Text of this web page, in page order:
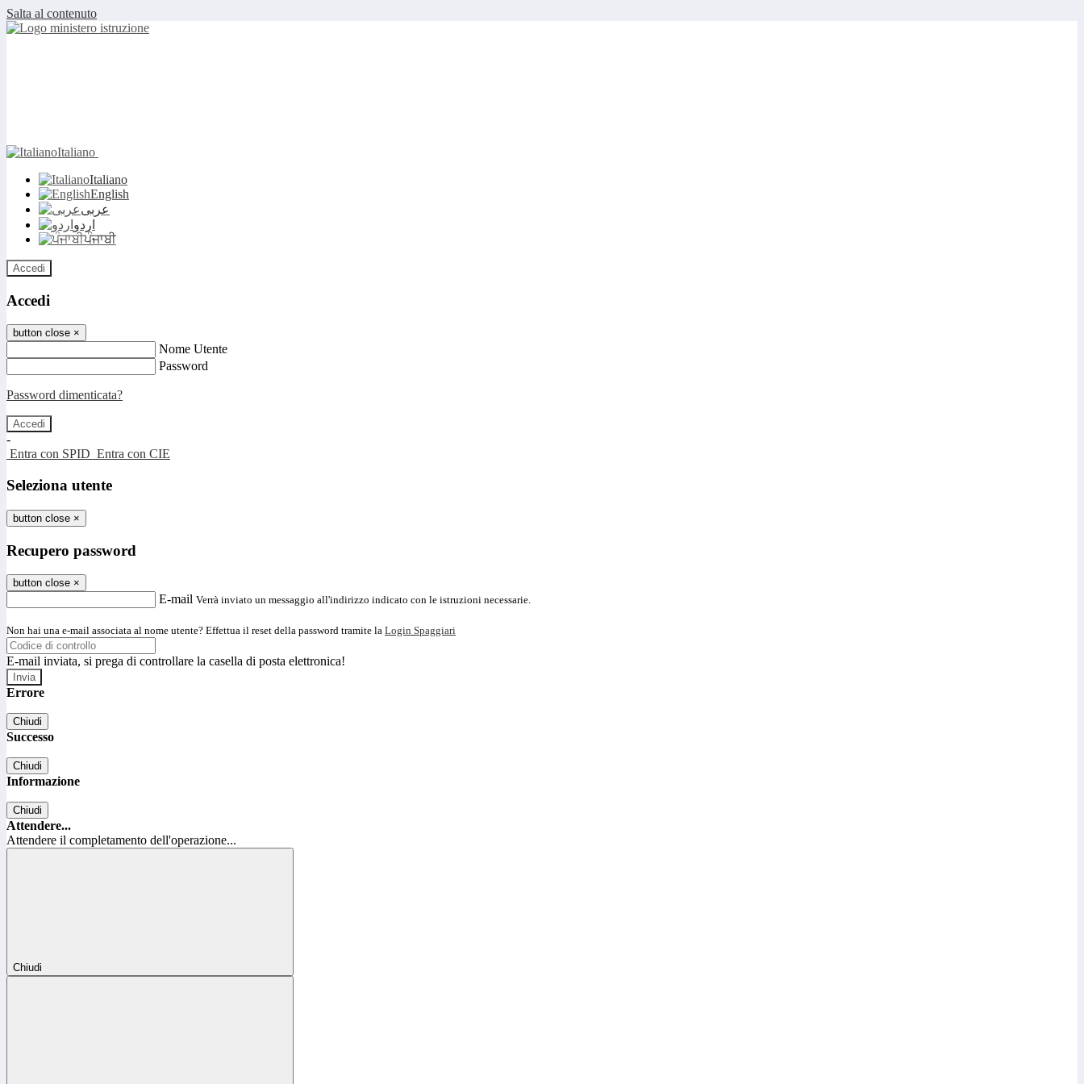
Salta al contenuto
Italiano
Italiano
English
عربى
اردو
ਪੰਜਾਬੀ
Accedi
Accedi
button close ×
Nome Utente
Password
Password dimenticata?
-
Entra con SPID Entra con CIE
Seleziona utente
button close ×
Recupero password
button close ×
E-mail Verrà inviato un messaggio all'indirizzo indicato con le istruzioni necessarie.
Non hai una e-mail associata al nome utente? Effettua il reset della password tramite la Login Spaggiari
E-mail inviata, si prega di controllare la casella di posta elettronica!
Errore
Chiudi
Successo
Chiudi
Informazione
Chiudi
Attendere...
Attendere il completamento dell'operazione...
Chiudi